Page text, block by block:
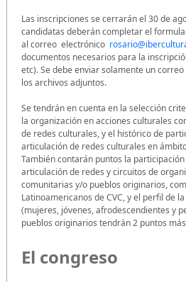
Las inscripciones se cerrarán el 30 de
candidatas deberán completar el
al correo electrónico
documentos necesarios para la
etc). Se debe enviar solamente un
los archivos adjuntos.
Se tendrán en cuenta en la selección
la organización en acciones culturales
de redes culturales, y el histórico de
articulación de redes culturales en
También contarán puntos la
articulación de redes y circuitos de
comunitarias y/o pueblos originarios,
Latinoamericanos de CVC, y el perfil de
(mujeres, jóvenes, afrodescendientes y
pueblos originarios tendrán 2 puntos
El congreso